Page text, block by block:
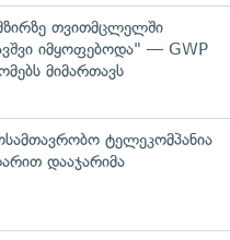
თვითმცლელში
იმყოფებოდა" — GWP
მიმართავს
ტელეკომპანია
დააჯარიმა